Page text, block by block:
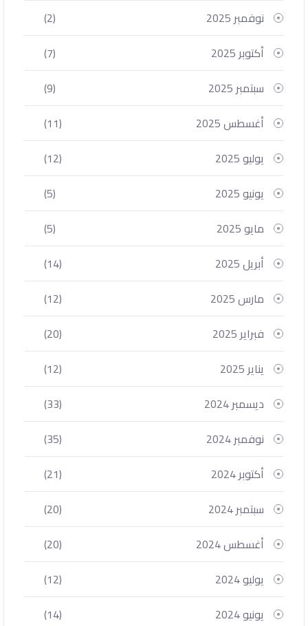
نوفمبر 2025
(2)
أكتوبر 2025
(7)
سبتمبر 2025
(9)
أغسطس 2025
(11)
يوليو 2025
(12)
يونيو 2025
(5)
مايو 2025
(5)
أبريل 2025
(14)
مارس 2025
(12)
فبراير 2025
(20)
يناير 2025
(12)
ديسمبر 2024
(33)
نوفمبر 2024
(35)
أكتوبر 2024
(21)
سبتمبر 2024
(20)
أغسطس 2024
(20)
يوليو 2024
(12)
يونيو 2024
(14)